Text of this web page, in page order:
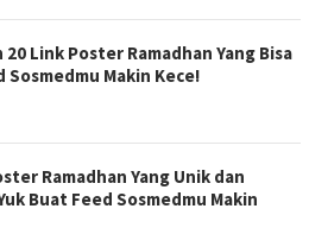
20 Link Poster Ramadhan Yang Bisa
Sosmedmu Makin Kece!
Ramadhan Yang Unik dan
Buat Feed Sosmedmu Makin